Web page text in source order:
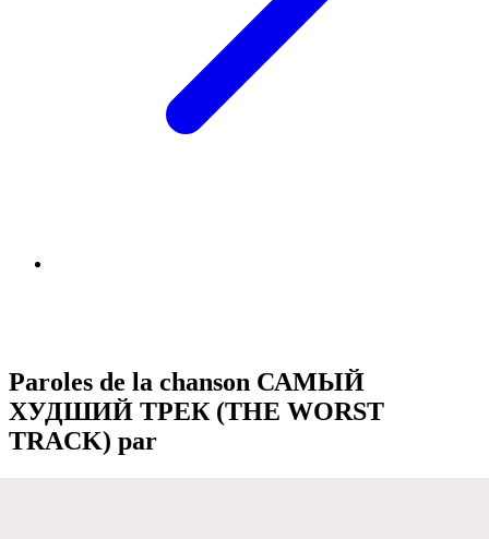
Paroles de la chanson САМЫЙ
ХУДШИЙ ТРЕК (THE WORST
TRACK) par